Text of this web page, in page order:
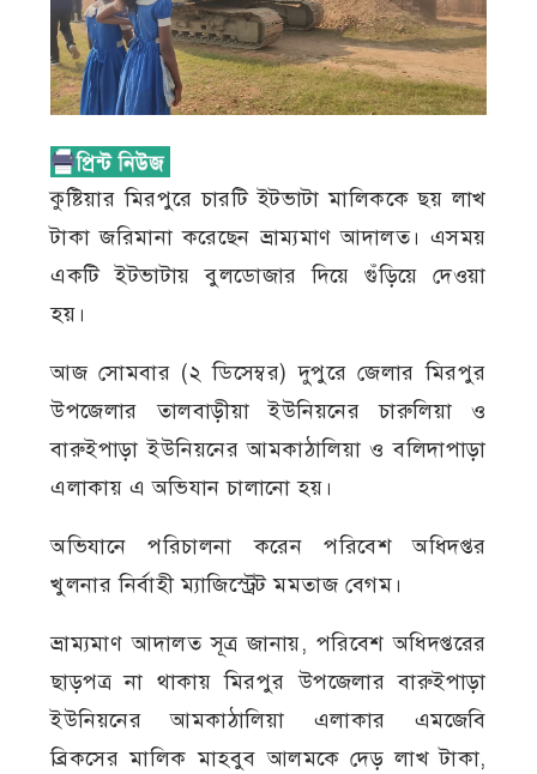
কুষ্টিয়ার মিরপুরে চারটি ইটভাটা মালিককে ছয় লাখ
টাকা জরিমানা করেছেন ভ্রাম্যমাণ আদালত। এসময়
একটি ইটভাটায় বুলডোজার দিয়ে গুঁড়িয়ে দেওয়া
হয়।
আজ সোমবার (২ ডিসেম্বর) দুপুরে জেলার মিরপুর
উপজেলার তালবাড়ীয়া ইউনিয়নের চারুলিয়া ও
বারুইপাড়া ইউনিয়নের আমকাঠালিয়া ও বলিদাপাড়া
এলাকায় এ অভিযান চালানো হয়।
অভিযানে পরিচালনা করেন পরিবেশ অধিদপ্তর
খুলনার নির্বাহী ম্যাজিস্ট্রেট মমতাজ বেগম।
ভ্রাম্যমাণ আদালত সূত্র জানায়, পরিবেশ অধিদপ্তরের
ছাড়পত্র না থাকায় মিরপুর উপজেলার বারুইপাড়া
ইউনিয়নের আমকাঠালিয়া এলাকার এমজেবি
ব্রিকসের মালিক মাহবুব আলমকে দেড় লাখ টাকা,